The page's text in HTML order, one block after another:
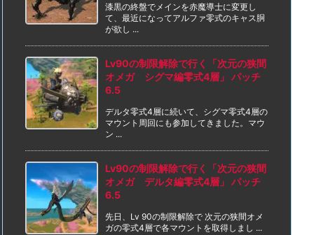
漆黒の終盤でメインを赤魔導士に変更し
て、最近になってアルファ零式のキャス胴
が欲し ...
Lv90の制限解除で行く「次元の狭間
オメガ シグマ編零式4層」 パッチ
6.5
デルタ零式4層に続いて、シグマ零式4層の
マウント周回にも参加してきました。マウ
ン ...
Lv90の制限解除で行く「次元の狭間
オメガ デルタ編零式4層」 パッチ
6.5
先日、Lv 90の制限解除で 次元の狭間オメ
ガの零式4層で各マウントを取得しまし ...